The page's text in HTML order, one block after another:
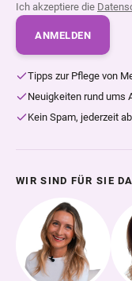
Ich akzeptiere die
ANMELDEN
Tipps zur Pflege von
Neuigkeiten rund ums
Kein Spam, jederzeit
WIR SIND FÜR SIE DA